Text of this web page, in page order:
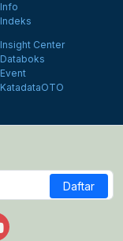
Info
Indeks
Insight Center
Databoks
Event
KatadataOTO
Daftar
X
us on Instagram
Follow us on